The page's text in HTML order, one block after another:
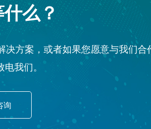
么？
方案，或者如果您愿意与我们合
我们。
询